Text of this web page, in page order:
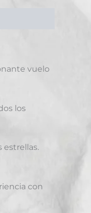
vuelo
los
estrellas.
con